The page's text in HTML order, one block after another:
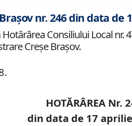
nr. 246 din data de
Consiliului Local
Creşe Braşov.
HOTĂRÂREA Nr.
din data de 17